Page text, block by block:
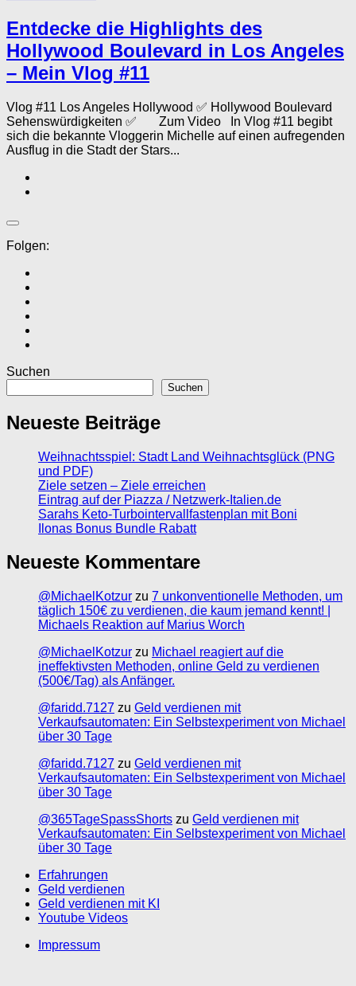
Entdecke die Highlights des
Hollywood Boulevard in Los Angeles
– Mein Vlog #11
Vlog #11 Los Angeles Hollywood ✅ Hollywood Boulevard
Sehenswürdigkeiten ✅ Zum Video In Vlog #11 begibt
sich die bekannte Vloggerin Michelle auf einen aufregenden
Ausflug in die Stadt der Stars...
Folgen:
Suchen
Suchen
Neueste Beiträge
Weihnachtsspiel: Stadt Land Weihnachtsglück (PNG
und PDF)
Ziele setzen – Ziele erreichen
Eintrag auf der Piazza / Netzwerk-Italien.de
Sarahs Keto-Turbointervallfastenplan mit Boni
Ilonas Bonus Bundle Rabatt
Neueste Kommentare
@MichaelKotzur zu 7 unkonventionelle Methoden, um
täglich 150€ zu verdienen, die kaum jemand kennt! |
Michaels Reaktion auf Marius Worch
@MichaelKotzur zu Michael reagiert auf die
ineffektivsten Methoden, online Geld zu verdienen
(500€/Tag) als Anfänger.
@faridd.7127 zu Geld verdienen mit
Verkaufsautomaten: Ein Selbstexperiment von Michael
über 30 Tage
@faridd.7127 zu Geld verdienen mit
Verkaufsautomaten: Ein Selbstexperiment von Michael
über 30 Tage
@365TageSpassShorts zu Geld verdienen mit
Verkaufsautomaten: Ein Selbstexperiment von Michael
über 30 Tage
Erfahrungen
Geld verdienen
Geld verdienen mit KI
Youtube Videos
Impressum